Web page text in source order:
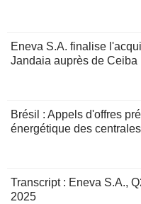
Eneva S.A. finalise
Jandaia auprès de Ceiba
Brésil : Appels d'offres
énergétique des
Transcript : Eneva S.A.,
2025